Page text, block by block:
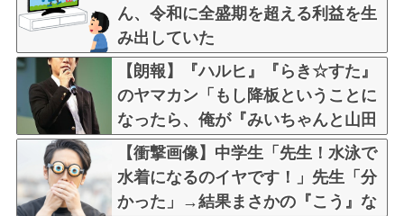
ん、令和に全盛期を超える利益を生
み出していた
【朗報】『ハルヒ』『らき☆すた』
のヤマカン「もし降板ということに
なったら、俺が『みいちゃんと山田
さん』のアニメ監督やります」
【衝撃画像】中学生「先生！水泳で
水着になるのイヤです！」先生「分
かった」→結果まさかの『こう』な